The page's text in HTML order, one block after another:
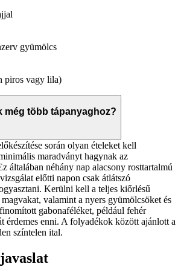
gyümölcs
piros vagy lila)
még több tápanyaghoz?
során olyan ételeket kell
maradványt hagynak az
általában néhány nap alacsony rosttartalmú
előtti napon csak átlátszó
Kerülni kell a teljes kiőrlésű
valamint a nyers gyümölcsöket és
gabonaféléket, például fehér
érdemes enni. A folyadékok között ajánlott a
színtelen ital.